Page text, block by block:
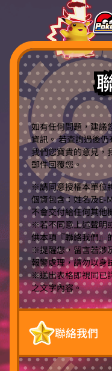
如有任何問題，建議
資訊。 若查詢過後
我們您寶貴的意見，
郵件回覆您。
※請同意授權本單位
個資包含：姓名及E-
不會交付給任何其他
※若不同意上述聲明
供本項『聯絡我們』
※提醒您，留言若涉
報警處理，請勿以身
※送出表格即視同已
之文字內容。
聯絡我們